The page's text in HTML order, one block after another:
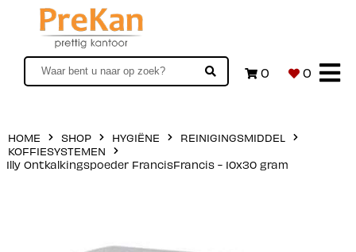
0 0
HOME SHOP HYGIËNE
REINIGINGSMIDDEL
KOFFIESYSTEMEN
Illy Ontkalkingspoeder FrancisFrancis - 10x30 gram